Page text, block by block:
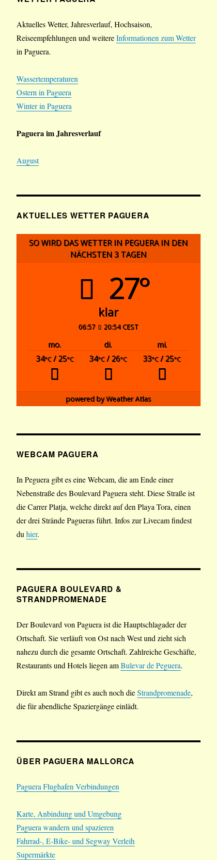
Aktuelles Wetter, Jahresverlauf, Hochsaison,
Reiseempfehlungen und weitereInformationen zum Wetter
in Paguera.
Wassertemperaturen
Ostern in Paguera
Winter in Paguera
Paguera im Jahresverlauf
August
AKTUELLES WETTER PAGUERA
SO WIRD DAS WETTER IN PEGUERA IN DEN
NÄCHSTEN 3 TAGEN
27°
klar
06:57 20:54 CEST
mo. di.
mi.
34°C/ 25°C 34°C/ 26°C 33°C/ 25°C
powered byWeather Atlas
WEBCAM PAGUERA
In Peguera gibt es eine Webcam, die am Ende einer
Nebenstraße des Boulevard Paguera steht. Diese Straße ist
die Carrer Platja, welche direkt auf den Playa Tora, einen
der drei Strände Pagueras führt. Infos zur Livecam findest
duhier.
PAGUERA BOULEVARD &
STRANDPROMENADE
Der Boulevard von Paguera ist die Hauptschlagader der
Ortschaft. Sie verläuft von Ost nach West und zieht sich
nahezu durch die gesamte Ortschaft. Zahlreiche Geschäfte,
Restaurants und Hotels liegen amBulevar de Peguera.
Direkt am Strand gibt es auch noch dieStrandpromenade,
die für abendliche Spaziergänge einlädt.
ÜBER PAGUERA MALLORCA
Paguera Flughafen Verbindungen
Karte, Anbindung und Umgebung
Paguera wandern und spazieren
Fahrrad-, E-Bike- und Segway Verleih
Supermärkte